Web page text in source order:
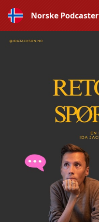
Norske Podcaster